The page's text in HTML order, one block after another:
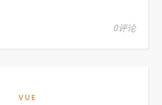
0评论
VUE